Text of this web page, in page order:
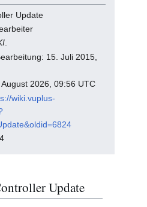
Update
.
15. Juli 2015,
2026, 09:56 UTC
wiki.vuplus-
Update